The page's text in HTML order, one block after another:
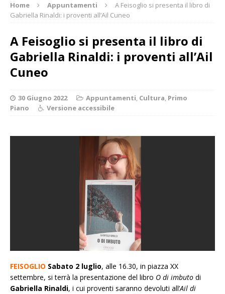
Home Appuntamenti
A Feisoglio si presenta il libro di
Gabriella Rinaldi: i proventi all’Ail Cuneo
A Feisoglio si presenta il libro di
Gabriella Rinaldi: i proventi all’Ail
Cuneo
30 Giugno 2022 Appuntamenti, Cultura, Primo
Piano
Versione accessibile
FEISOGLIO Sabato 2 luglio, alle 16.30, in piazza XX
settembre, si terrà la presentazione del libro O di imbuto di
Gabriella Rinaldi, i cui proventi saranno devoluti all’Ail di